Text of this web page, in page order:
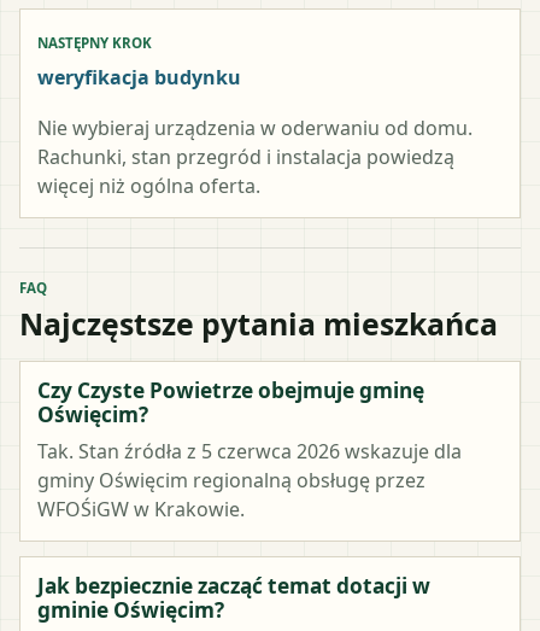
NASTĘPNY KROK
weryfikacja budynku
Nie wybieraj urządzenia w oderwaniu od domu.
Rachunki, stan przegród i instalacja powiedzą
więcej niż ogólna oferta.
FAQ
Najczęstsze pytania mieszkańca
Czy Czyste Powietrze obejmuje gminę
Oświęcim?
Tak. Stan źródła z 5 czerwca 2026 wskazuje dla
gminy Oświęcim regionalną obsługę przez
WFOŚiGW w Krakowie.
Jak bezpiecznie zacząć temat dotacji w
gminie Oświęcim?